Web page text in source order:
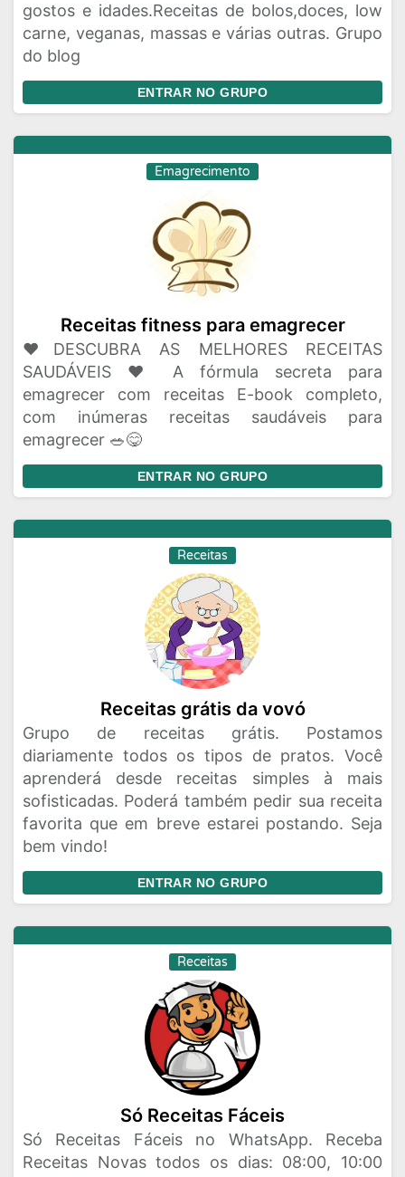
gostos e idades.Receitas de bolos,doces, low
carne, veganas, massas e várias outras. Grupo
do blog
ENTRAR NO GRUPO
Emagrecimento
Receitas fitness para emagrecer
❤️DESCUBRA AS MELHORES RECEITAS
SAUDÁVEIS ❤️ A fórmula secreta para
emagrecer com receitas E-book completo,
com inúmeras receitas saudáveis para
emagrecer 🥗😋
ENTRAR NO GRUPO
Receitas
Receitas grátis da vovó
Grupo de receitas grátis. Postamos
diariamente todos os tipos de pratos. Você
aprenderá desde receitas simples à mais
sofisticadas. Poderá também pedir sua receita
favorita que em breve estarei postando. Seja
bem vindo!
ENTRAR NO GRUPO
Receitas
Só Receitas Fáceis
Só Receitas Fáceis no WhatsApp. Receba
Receitas Novas todos os dias: 08:00, 10:00